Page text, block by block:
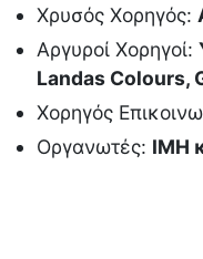
Χρυσός Χορηγός:
Αργυροί Χορηγοί:
Landas Colours,
Χορηγός
Οργανωτές: ΙΜΗ